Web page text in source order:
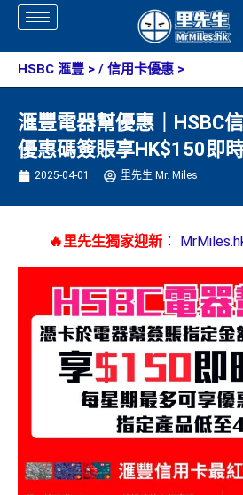
Skip
content
HSBC 滙豐 > / 信用卡優惠 >
滙豐電器幫優惠｜HSBC
優惠碼簽賬享HK$150即
2025-04-01 里先生 Mr. Miles
🔥里先生獨家迎新：